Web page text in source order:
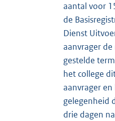
aantal voor
de
Dienst
aanvrager
gestelde
het college
aanvrager
gelegenheid
drie dagen